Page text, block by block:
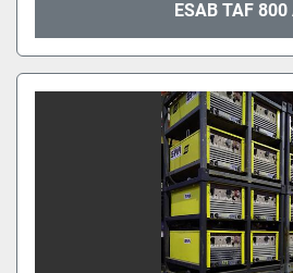
ESAB TAF 800